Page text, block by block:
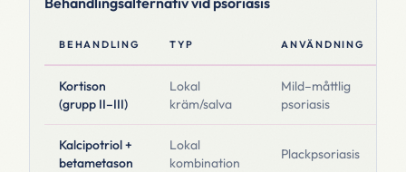
BEHANDLING TYP ANVÄNDNING
Kortison
(grupp II–III)
Lokal
kräm/salva
Mild–måttlig
psoriasis
Kalcipotriol +
betametason
Lokal
kombination
Plackpsoriasis